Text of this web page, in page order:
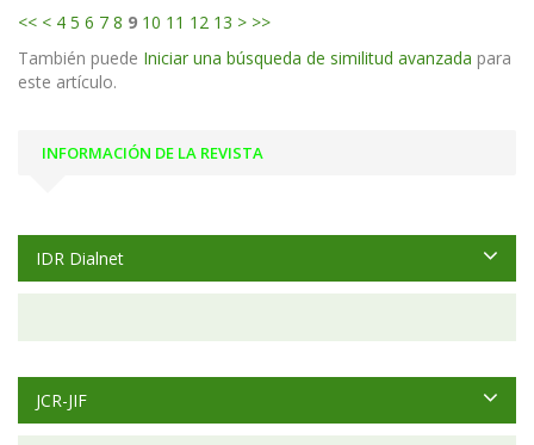
<< < 4 5 6 7 8 9 10 11 12 13 > >>
También puede Iniciar una búsqueda de similitud avanzada para
este artículo.
INFORMACIÓN DE LA REVISTA
IDR Dialnet
JCR-JIF